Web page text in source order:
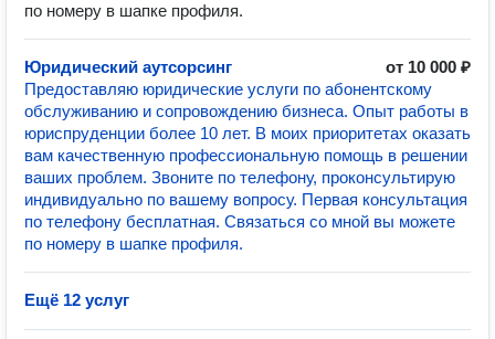
по номеру в шапке профиля.
Юридический аутсорсинг
от 10 000 ₽
Предоставляю юридические услуги по абонентскому
обслуживанию и сопровождению бизнеса. Опыт работы в
юриспруденции более 10 лет. В моих приоритетах оказать
вам качественную профессиональную помощь в решении
ваших проблем. Звоните по телефону, проконсультирую
индивидуально по вашему вопросу. Первая консультация
по телефону бесплатная. Связаться со мной вы можете
по номеру в шапке профиля.
Ещё 12 услуг